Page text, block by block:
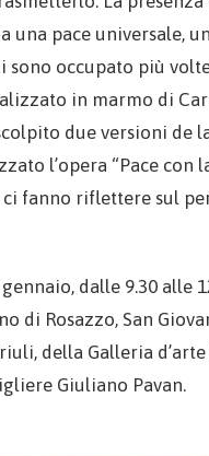
una pace universale,
occupato più
in marmo di
due versioni de
l’opera “Pace
ci fanno riflettere sul
dalle 9.30 alle
di Rosazzo, San
della Galleria
Giuliano Pavan.